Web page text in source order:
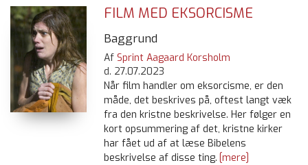
FILM MED EKSORCISME
Baggrund
Af Sprint Aagaard Korsholm
d. 27.07.2023
Når film handler om eksorcisme, er den
måde, det beskrives på, oftest langt væk
fra den kristne beskrivelse. Her følger en
kort opsummering af det, kristne kirker
har fået ud af at læse Bibelens
beskrivelse af disse ting. [mere]